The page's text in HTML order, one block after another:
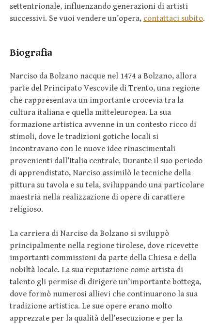
settentrionale, influenzando generazioni di artisti
successivi. Se vuoi vendere un’opera, contattaci subito.
Biografia
Narciso da Bolzano nacque nel 1474 a Bolzano, allora
parte del Principato Vescovile di Trento, una regione
che rappresentava un importante crocevia tra la
cultura italiana e quella mitteleuropea. La sua
formazione artistica avvenne in un contesto ricco di
stimoli, dove le tradizioni gotiche locali si
incontravano con le nuove idee rinascimentali
provenienti dall’Italia centrale. Durante il suo periodo
di apprendistato, Narciso assimilò le tecniche della
pittura su tavola e su tela, sviluppando una particolare
maestria nella realizzazione di opere di carattere
religioso.
La carriera di Narciso da Bolzano si sviluppò
principalmente nella regione tirolese, dove ricevette
importanti commissioni da parte della Chiesa e della
nobiltà locale. La sua reputazione come artista di
talento gli permise di dirigere un’importante bottega,
dove formò numerosi allievi che continuarono la sua
tradizione artistica. Le sue opere erano molto
apprezzate per la qualità dell’esecuzione e per la